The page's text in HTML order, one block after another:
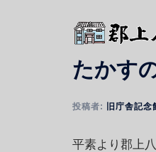
たかす
投稿者: 旧庁舎記
平素より郡上